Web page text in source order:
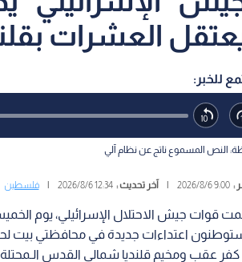
العشرات
للخبر:
النص المسموع ناتج عن نظام آلي
:
9:00 2026/8/6 آخر تحديث :12:34 2026/8/6 فلسطين
قوات جيش الاحتلال الإسرائيلي، يوم
اعتداءات جديدة في محافظتي بيت
كفر عقب ومخيم قلنديا شمالي القدس